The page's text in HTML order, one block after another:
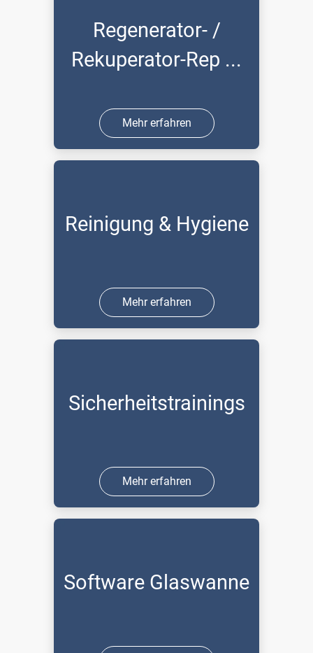
Regenerator- /
Rekuperator-Rep ...
Mehr erfahren
Reinigung & Hygiene
Mehr erfahren
Sicherheitstrainings
Mehr erfahren
Software Glaswanne